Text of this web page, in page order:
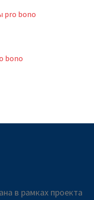
pro bono
bono
в рамках проекта